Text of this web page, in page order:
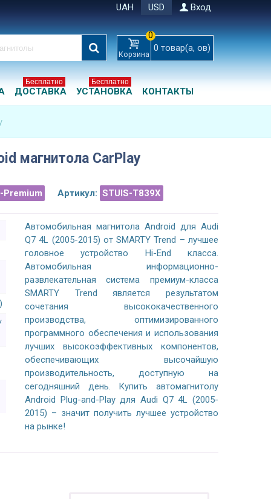
UAH USD Вход
Корзина
0
0 товар(а, ов)
ДОСТАВКА
Бесплатно
УСТАНОВКА
Бесплатно
КОНТАКТЫ
магнитола CarPlay
Premium Артикул: STUIS-T839X
Автомобильная магнитола Android для Audi
Q7 4L (2005-2015) от SMARTY Trend – лучшее
головное устройство Hi-End класса.
Автомобильная информационно-
развлекательная система премиум-класса
SMARTY Trend является результатом
сочетания высококачественного
производства, оптимизированного
программного обеспечения и использования
лучших высокоэффективных компонентов,
обеспечивающих высочайшую
производительность, доступную на
сегодняшний день. Купить автомагнитолу
Android Plug-and-Play для Audi Q7 4L (2005-
2015) – значит получить лучшее устройство
на рынке!